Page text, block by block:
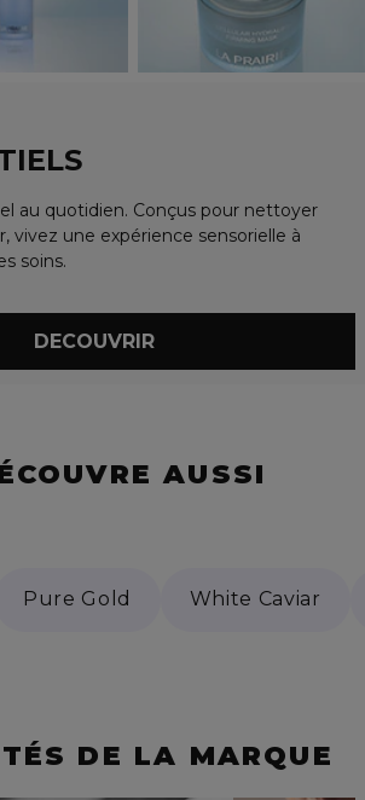
au quotidien. Conçus pour nettoyer
vivez une expérience sensorielle à
soins.
DECOUVRIR
AUSSI
Pure Gold White Caviar
DE LA MARQUE